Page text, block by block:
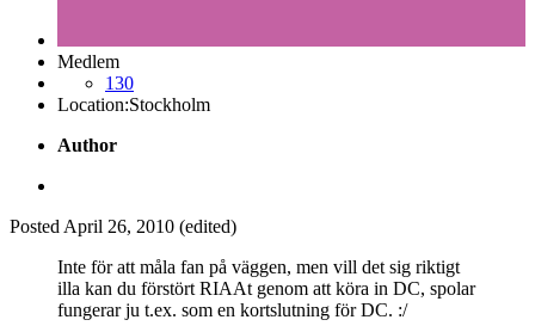
Medlem
130
Location:Stockholm
Author
Posted April 26, 2010 (edited)
Inte för att måla fan på väggen, men vill det sig riktigt
illa kan du förstört RIAAt genom att köra in DC, spolar
fungerar ju t.ex. som en kortslutning för DC. :/